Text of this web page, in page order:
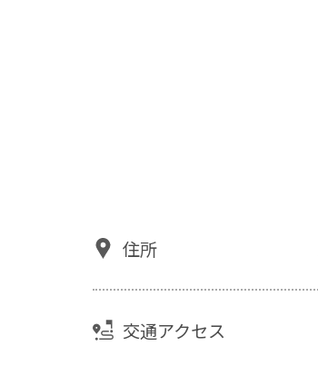
住所
交通アクセス